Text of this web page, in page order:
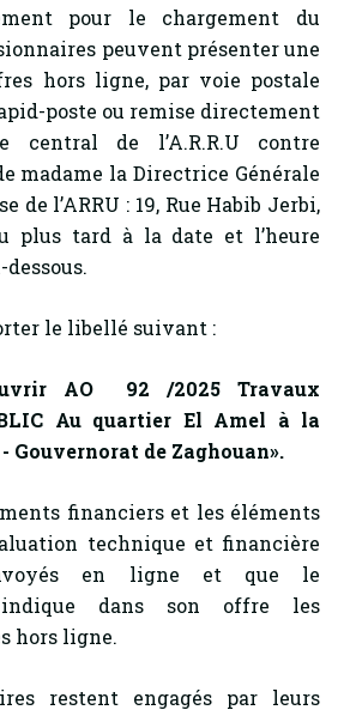
pour le chargement du
peuvent présenter une
hors ligne, par voie postale
poste ou remise directement
central de l’A.R.R.U contre
madame la Directrice Générale
de l’ARRU : 19, Rue Habib Jerbi,
plus tard à la date et l’heure
le libellé suivant :
AO 92 /2025Travaux
Au quartier El Amel à la
Gouvernorat de Zaghouan».
financiers et les éléments
technique et financière
en ligne et que le
indique dans son offre les
hors ligne.
restent engagés par leurs